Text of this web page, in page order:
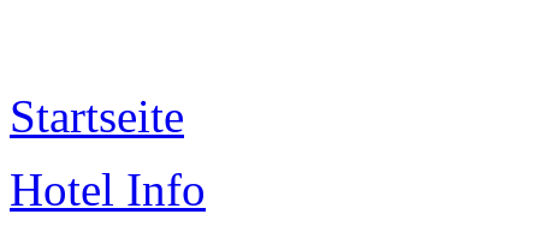
Startseite
Hotel Info